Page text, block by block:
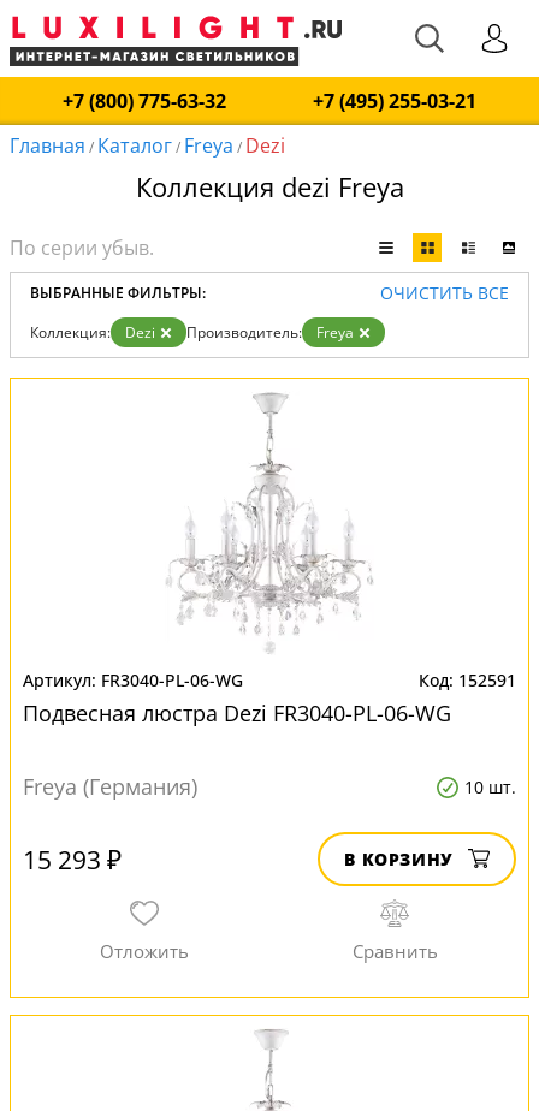
+7 (800) 775-63-32
+7 (495) 255-03-21
Главная / Каталог/ Freya / Dezi
Коллекция dezi Freya
ВЫБРАННЫЕ ФИЛЬТРЫ: ОЧИСТИТЬ ВСЕ
Коллекция: Dezi Производитель: Freya
FR3040-PL-06-WG 152591
Подвесная люстра Dezi FR3040-PL-06-WG
Freya (Германия) 10 шт.
15 293 ₽ В КОРЗИНУ